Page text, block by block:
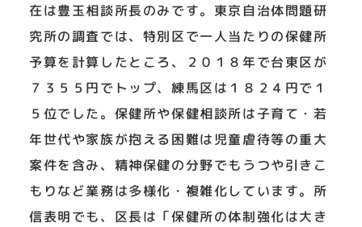
在は豊玉相談所長のみです。東京自治体問題研
究所の調査では、特別区で一人当たりの保健所
予算を計算したところ、２０１８年で台東区が
７３５５円でトップ、練馬区は１８２４円で１
５位でした。保健所や保健相談所は子育て・若
年世代や家族が抱える困難は児童虐待等の重大
案件を含み、精神保健の分野でもうつや引きこ
もりなど業務は多様化・複雑化しています。所
信表明でも、区長は「保健所の体制強化は大き